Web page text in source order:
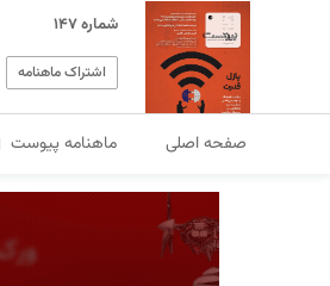
شماره ۱۴۷
اشتراک ماهنامه
صفحه اصلی ماهنامه پیوست